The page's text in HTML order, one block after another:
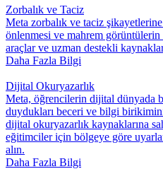
Zorbalık ve Taciz
Meta zorbalık ve taciz
önlenmesi ve mahrem
araçlar ve uzman destekli
Daha Fazla Bilgi
Dijital Okuryazarlık
Meta, öğrencilerin dijital dünyada
duydukları beceri ve bilgi birikimini
dijital okuryazarlık kaynaklarına
eğitimciler için bölgeye göre
alın.
Daha Fazla Bilgi